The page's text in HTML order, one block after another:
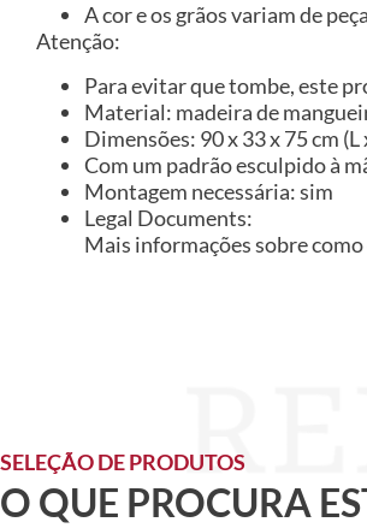
A cor e os grãos variam de
Atenção:
Para evitar que tombe, este
Material: madeira de
Dimensões: 90 x 33 x 75 cm (L
Com um padrão esculpido à
Montagem necessária: sim
Legal Documents:
Mais informações sobre
SELEÇÃO DE PRODUTOS
O QUE PROCURA